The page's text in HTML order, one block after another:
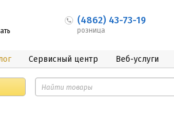
(4862) 43-73-19
розница
Сервисный центр Веб-услуги